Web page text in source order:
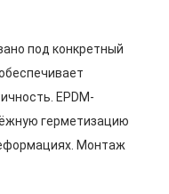
под конкретный
EPDM-
герметизацию
Монтаж